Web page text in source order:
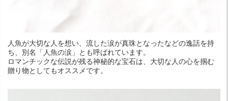
人魚が大切な人を想い、流した涙が真珠となったなどの逸話を持
ち、別名「人魚の涙」とも呼ばれています。
ロマンチックな伝説が残る神秘的な宝石は、大切な人の心を掴む
贈り物としてもオススメです。